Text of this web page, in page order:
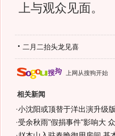
上与观众见面。
二月二抬头龙见喜
上网从搜狗开始
相关新闻
·小沈阳或顶替于洋出演升级
·受余秋雨"假捐事件"影响大